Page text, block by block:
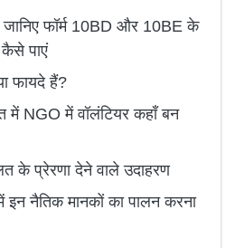
जानिए फॉर्म 10BD और 10BE के
पाएं
फायदे हैं?
में NGO में वॉलंटियर कहाँ बन
के प्रेरणा देने वाले उदाहरण
नैतिक मानकों का पालन करना